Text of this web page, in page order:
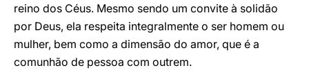
reino dos Céus. Mesmo sendo um convite à solidão
por Deus, ela respeita integralmente o ser homem ou
mulher, bem como a dimensão do amor, que é a
comunhão de pessoa com outrem.